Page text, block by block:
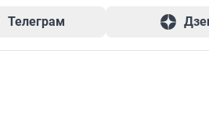
Телеграм